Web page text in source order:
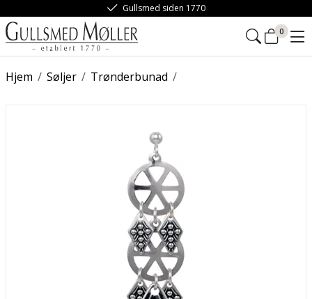
Gullsmed siden 1770
0
/
Hjem /
Søljer /
Trønderbunad